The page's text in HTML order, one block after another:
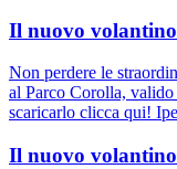
Il nuovo
Non perdere le
al Parco Corolla,
scaricarlo clicca qui!
Il nuovo